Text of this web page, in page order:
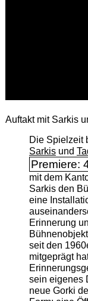
Auftakt mit Sarkis
Die Spielzeit
Sarkisund
Premiere:
mit dem
Sarkis den
eine
Erinnerung
seit den
mitgeprägt
sein eigenes
neue Gorki